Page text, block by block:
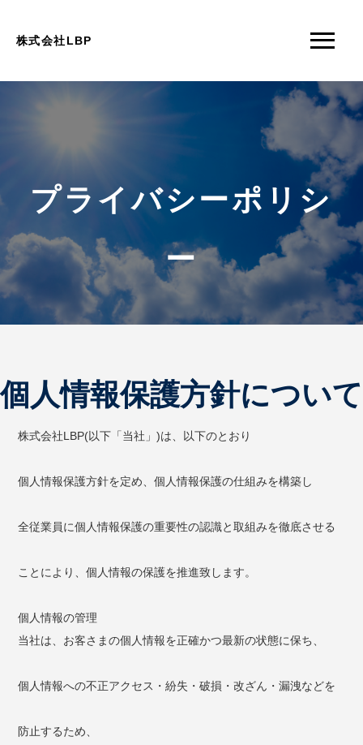
株式会社LBP
プライバシーポリシ
ー
個人情報保護方針について
株式会社LBP(以下「当社」)は、以下のとおり
個人情報保護方針を定め、個人情報保護の仕組みを構築し
全従業員に個人情報保護の重要性の認識と取組みを徹底させる
ことにより、個人情報の保護を推進致します。
個人情報の管理
当社は、お客さまの個人情報を正確かつ最新の状態に保ち、
個人情報への不正アクセス・紛失・破損・改ざん・漏洩などを
防止するため、